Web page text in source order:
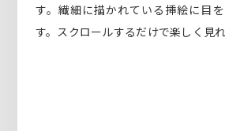
す。繊細に描かれている挿絵に目
す。スクロールするだけで楽しく見れ